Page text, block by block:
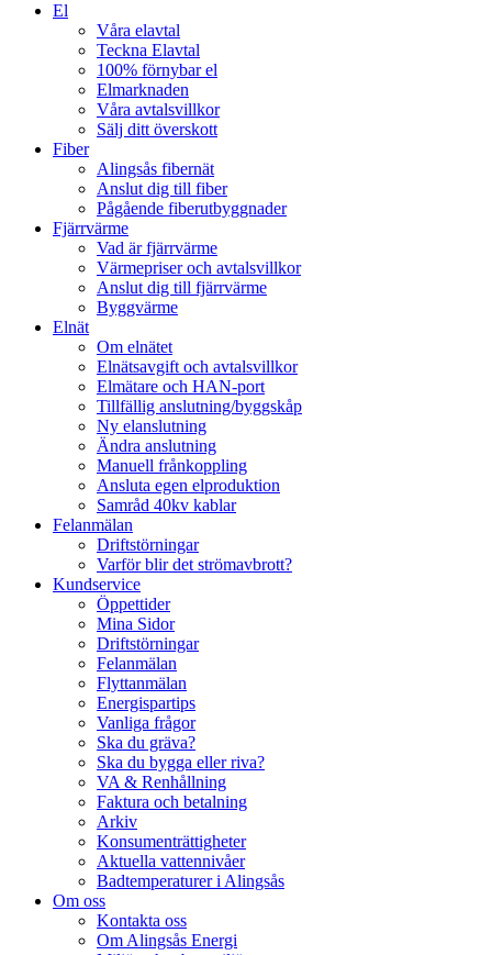
El
Våra elavtal
Teckna Elavtal
100% förnybar el
Elmarknaden
Våra avtalsvillkor
Sälj ditt överskott
Fiber
Alingsås fibernät
Anslut dig till fiber
Pågående fiberutbyggnader
Fjärrvärme
Vad är fjärrvärme
Värmepriser och avtalsvillkor
Anslut dig till fjärrvärme
Byggvärme
Elnät
Om elnätet
Elnätsavgift och avtalsvillkor
Elmätare och HAN-port
Tillfällig anslutning/byggskåp
Ny elanslutning
Ändra anslutning
Manuell frånkoppling
Ansluta egen elproduktion
Samråd 40kv kablar
Felanmälan
Driftstörningar
Varför blir det strömavbrott?
Kundservice
Öppettider
Mina Sidor
Driftstörningar
Felanmälan
Flyttanmälan
Energispartips
Vanliga frågor
Ska du gräva?
Ska du bygga eller riva?
VA & Renhållning
Faktura och betalning
Arkiv
Konsumenträttigheter
Aktuella vattennivåer
Badtemperaturer i Alingsås
Om oss
Kontakta oss
Om Alingsås Energi